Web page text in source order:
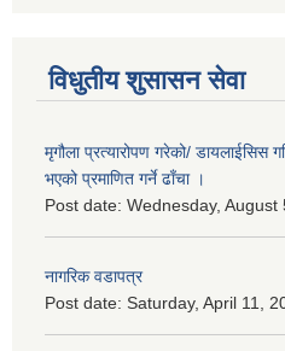
विधुतीय शुसासन सेवा
मृगौला प्रत्यारोपण गरेको/ डायलाईसिस
भएको प्रमाणित गर्ने ढाँचा ।
Post date: Wednesday, August
नागरिक वडापत्र
Post date: Saturday, April 11,